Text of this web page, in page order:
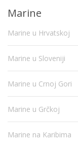
Marine
Marine u Hrvatskoj
Marine u Sloveniji
Marine u Crnoj Gori
Marine u Grčkoj
Marine na Karibima